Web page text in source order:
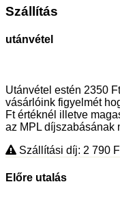
Szállítás
utánvétel
Utánvétel estén 2350
vásárlóink figyelmét
Ft értéknél illetve
az MPL díjszabásának
Szállítási díj: 2 790
Előre utalás